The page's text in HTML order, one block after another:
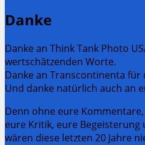
Danke
Danke an Think Tank Photo
wertschätzenden Worte.
Danke an Transcontinenta für
Und danke natürlich auch an
Denn ohne eure
eure Kritik, eure
wären diese letzten 20 Jahre